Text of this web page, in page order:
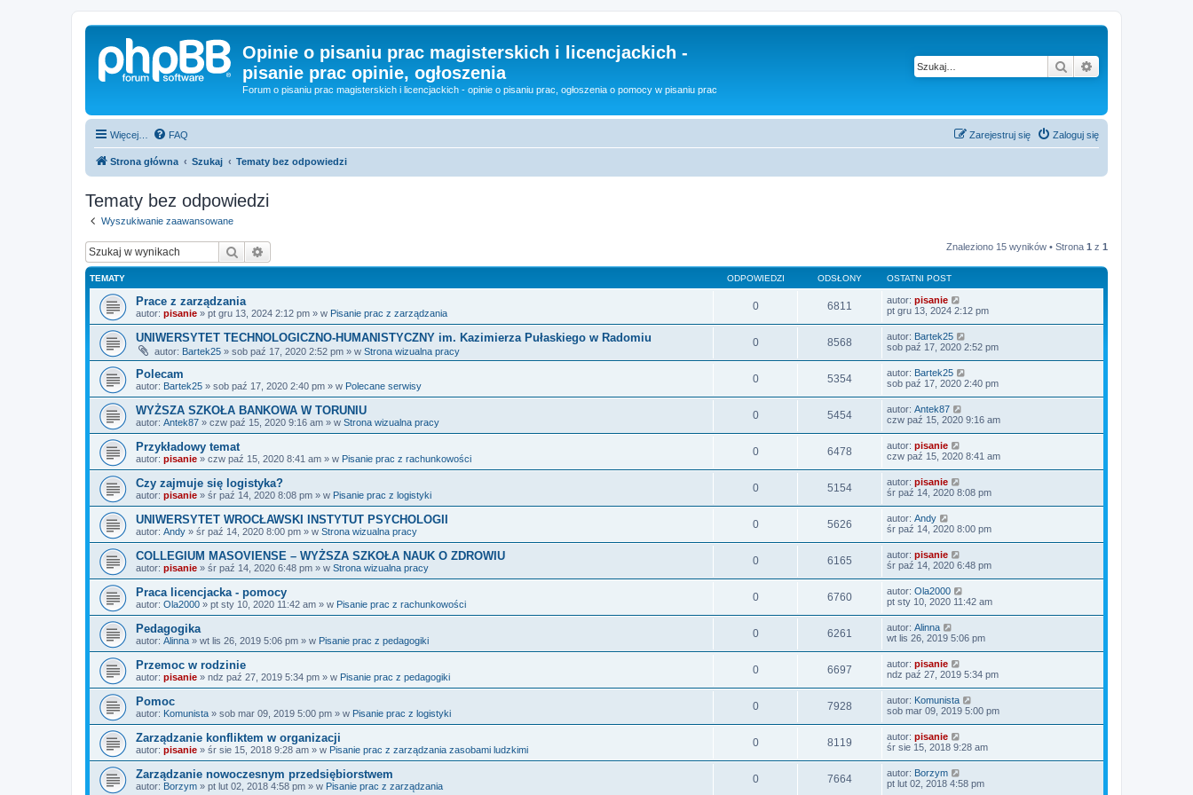
Opinie o pisaniu prac magisterskich i licencjackich -
pisanie prac opinie, ogłoszenia
Forum o pisaniu prac magisterskich i licencjackich - opinie o pisaniu prac, ogłoszenia o pomocy w pisaniu prac
Szukaj
Więcej… FAQ Zaloguj się
Zarejestruj się
Strona główna Szukaj Tematy bez odpowiedzi
Tematy bez odpowiedzi
Wyszukiwanie zaawansowane
Szukaj Znaleziono 15 wyników • Strona 1 z 1
TEMATY ODPOWIEDZI ODSŁONY OSTATNI POST
Prace z zarządzania
autor: pisanie » pt gru 13, 2024 2:12 pm » w Pisanie prac z zarządzania
0 6811 autor: pisanie
pt gru 13, 2024 2:12 pm
UNIWERSYTET TECHNOLOGICZNO-HUMANISTYCZNY im. Kazimierza Pułaskiego w Radomiu
autor: Bartek25 » sob paź 17, 2020 2:52 pm » w Strona wizualna pracy
0 8568 autor: Bartek25
sob paź 17, 2020 2:52 pm
Polecam
autor: Bartek25 » sob paź 17, 2020 2:40 pm » w Polecane serwisy
0 5354 autor: Bartek25
sob paź 17, 2020 2:40 pm
WYŻSZA SZKOŁA BANKOWA W TORUNIU
autor: Antek87 » czw paź 15, 2020 9:16 am » w Strona wizualna pracy
0 5454 autor: Antek87
czw paź 15, 2020 9:16 am
Przykładowy temat
autor: pisanie » czw paź 15, 2020 8:41 am » w Pisanie prac z rachunkowości
0 6478 autor: pisanie
czw paź 15, 2020 8:41 am
Czy zajmuje się logistyka?
autor: pisanie » śr paź 14, 2020 8:08 pm » w Pisanie prac z logistyki
0 5154 autor: pisanie
śr paź 14, 2020 8:08 pm
UNIWERSYTET WROCŁAWSKI INSTYTUT PSYCHOLOGII
autor: Andy » śr paź 14, 2020 8:00 pm » w Strona wizualna pracy
0 5626 autor: Andy
śr paź 14, 2020 8:00 pm
COLLEGIUM MASOVIENSE – WYŻSZA SZKOŁA NAUK O ZDROWIU
autor: pisanie » śr paź 14, 2020 6:48 pm » w Strona wizualna pracy
0 6165 autor: pisanie
śr paź 14, 2020 6:48 pm
Praca licencjacka - pomocy
autor: Ola2000 » pt sty 10, 2020 11:42 am » w Pisanie prac z rachunkowości
0 6760 autor: Ola2000
pt sty 10, 2020 11:42 am
Pedagogika
autor: Alinna » wt lis 26, 2019 5:06 pm » w Pisanie prac z pedagogiki
0 6261 autor: Alinna
wt lis 26, 2019 5:06 pm
Przemoc w rodzinie
autor: pisanie » ndz paź 27, 2019 5:34 pm » w Pisanie prac z pedagogiki
0 6697 autor: pisanie
ndz paź 27, 2019 5:34 pm
Pomoc
autor: Komunista » sob mar 09, 2019 5:00 pm » w Pisanie prac z logistyki
0 7928 autor: Komunista
sob mar 09, 2019 5:00 pm
Zarządzanie konfliktem w organizacji
autor: pisanie » śr sie 15, 2018 9:28 am » w Pisanie prac z zarządzania zasobami ludzkimi
0 8119 autor: pisanie
śr sie 15, 2018 9:28 am
Zarządzanie nowoczesnym przedsiębiorstwem
autor: Borzym » pt lut 02, 2018 4:58 pm » w Pisanie prac z zarządzania
0 7664 autor: Borzym
pt lut 02, 2018 4:58 pm